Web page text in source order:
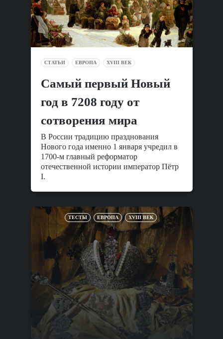
СТАТЬИ ЕВРОПА XVIII ВЕК
Самый первый Новый
год в 7208 году от
сотворения мира
В России традицию празднования
Нового года именно 1 января учредил в
1700-м главный реформатор
отечественной истории император Пётр
I.
ТЕСТЫ ЕВРОПА XVIII ВЕК